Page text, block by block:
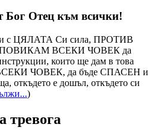
Бог Отец към всички!
си с ЦЯЛАТА Си сила, ПРОТИВ
ПОВИКАМ ВСЕКИ ЧОВЕК да
които ще дам в това
ВСЕКИ ЧОВЕК, да бъде СПАСЕН и
откъдето е дошъл, откъдето си
)
тревога